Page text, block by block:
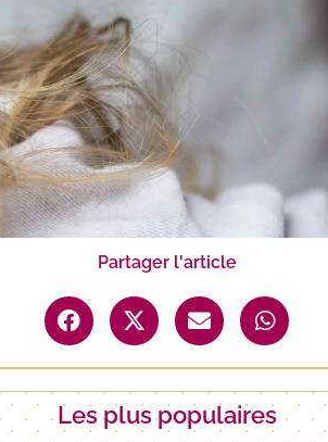
Partager l'article
Les plus populaires